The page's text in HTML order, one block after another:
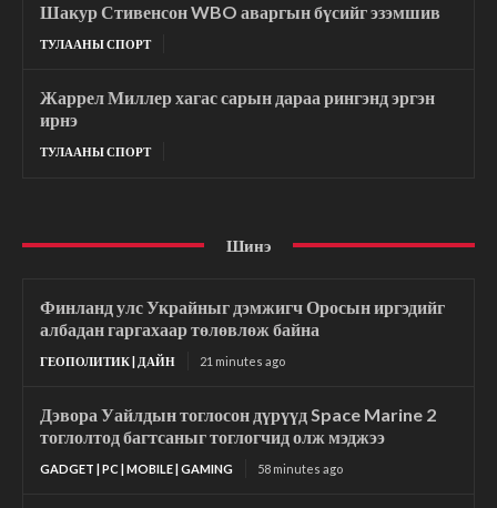
Шакур Стивенсон WBO аваргын бүсийг эзэмшив
ТУЛААНЫ СПОРТ
Жаррел Миллер хагас сарын дараа рингэнд эргэн
ирнэ
ТУЛААНЫ СПОРТ
Шинэ
Финланд улс Украйныг дэмжигч Оросын иргэдийг
албадан гаргахаар төлөвлөж байна
ГЕОПОЛИТИК | ДАЙН 21 minutes ago
Дэвора Уайлдын тоглосон дүрүүд Space Marine 2
тоглолтод багтсаныг тоглогчид олж мэджээ
GADGET | PC | MOBILE | GAMING 58 minutes ago